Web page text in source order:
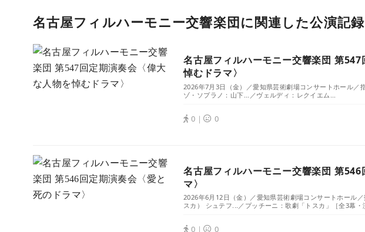
名古屋フィルハーモニー交響楽団に関連した公演記録